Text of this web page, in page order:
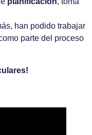
han podido trabajar
parte del proceso